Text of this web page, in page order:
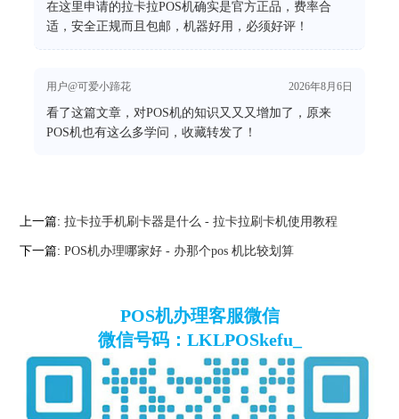
在这里申请的拉卡拉POS机确实是官方正品，费率合
适，安全正规而且包邮，机器好用，必须好评！
用户@可爱小蹄花 2026年8月6日
看了这篇文章，对POS机的知识又又又增加了，原来
POS机也有这么多学问，收藏转发了！
上一篇:拉卡拉手机刷卡器是什么 - 拉卡拉刷卡机使用教程
下一篇:POS机办理哪家好 - 办那个pos 机比较划算
POS机办理客服微信
微信号码：LKLPOSkefu_